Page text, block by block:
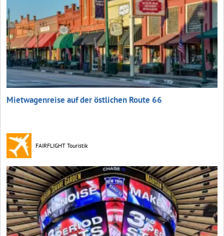
Mietwagenreise auf der östlichen Route 66
FAIRFLIGHT Touristik